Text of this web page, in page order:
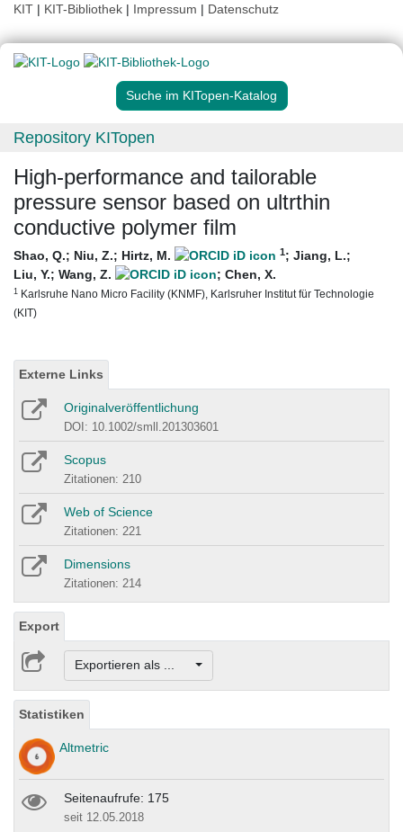
KIT | KIT-Bibliothek | Impressum | Datenschutz
Suche im KITopen-Katalog
Repository KITopen
High-performance and tailorable
pressure sensor based on ultrthin
conductive polymer film
Shao, Q.; Niu, Z.; Hirtz, M. 1; Jiang, L.;
Liu, Y.; Wang, Z. ; Chen, X.
1 Karlsruhe Nano Micro Facility (KNMF), Karlsruher Institut für Technologie
(KIT)
Externe Links
Originalveröffentlichung
DOI: 10.1002/smll.201303601
Scopus
Zitationen: 210
Web of Science
Zitationen: 221
Dimensions
Zitationen: 214
Export
Exportieren als ...
Statistiken
Altmetric
Seitenaufrufe: 175
seit 12.05.2018